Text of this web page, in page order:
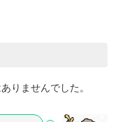
りませんでした。